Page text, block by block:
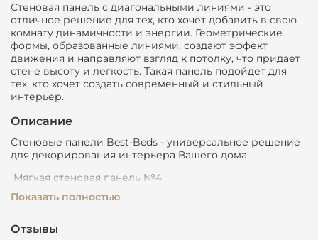
Стеновая панель с диагональными линиями - это
отличное решение для тех, кто хочет добавить в свою
комнату динамичности и энергии. Геометрические
формы, образованные линиями, создают эффект
движения и направляют взгляд к потолку, что придает
стене высоту и легкость. Такая панель подойдет для
тех, кто хочет создать современный и стильный
интерьер.
Описание
Стеновые панели Best-Beds - универсальное решение
для декорирования интерьера Вашего дома.
Мягкая стеновая панель №4
• Размеры: высота, ширина (в см) - на заказ
• Материал изготовления - МДФ, фанера, ДСП
износоустойчивости
Показать полностью
Отзывы